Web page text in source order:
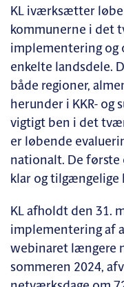
KL iværksætter
kommunerne i det
implementering og
enkelte landsdele.
både regioner,
herunder i KKR- og
vigtigt ben i det
er løbende
nationalt. De første
klar og tilgængelige
KL afholdt den 31.
implementering af
webinaret længere
sommeren 2024,